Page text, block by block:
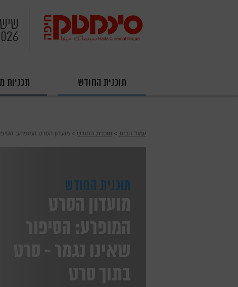
תוכנית החודש תכניות
עמוד הבית › תוכנית החודש › מועדון הסרט המופרע:
תוכנית החודש
מועדון הסרט
המופרע: הסיפור
שאינו נגמר - סרט
בתוך סרט